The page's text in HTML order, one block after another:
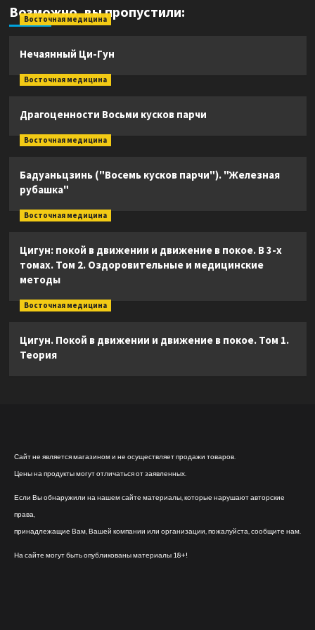
Возможно, вы пропустили:
Восточная медицина
Нечаянный Ци-Гун
Восточная медицина
Драгоценности Восьми кусков парчи
Восточная медицина
Бадуаньцзинь ("Восемь кусков парчи"). "Железная
рубашка"
Восточная медицина
Цигун: покой в движении и движение в покое. В 3-х
томах. Том 2. Оздоровительные и медицинские
методы
Восточная медицина
Цигун. Покой в движении и движение в покое. Том 1.
Теория
Сайт не является магазином и не осуществляет продажи товаров.
Цены на продукты могут отличаться от заявленных.
Если Вы обнаружили на нашем сайте материалы, которые нарушают авторские
права,
принадлежащие Вам, Вашей компании или организации, пожалуйста, сообщите нам.
На сайте могут быть опубликованы материалы 18+!